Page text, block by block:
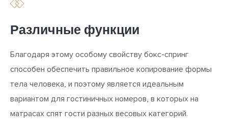
Различные функции
Благодаря этому особому свойству бокс-спринг
способен обеспечить правильное копирование формы
тела человека, и поэтому является идеальным
вариантом для гостиничных номеров, в которых на
матрасах спят гости разных весовых категорий.